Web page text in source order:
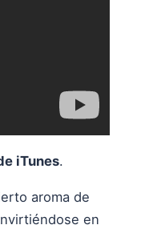
iTunes.
aroma de
en